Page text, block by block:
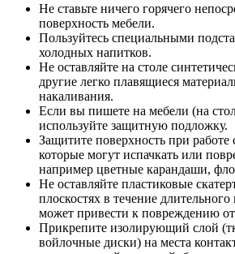
Не ставьте ничего горячего
поверхность мебели.
Пользуйтесь специальными
холодных напитков.
Не оставляйте на столе
другие легко плавящиеся
накаливания.
Если вы пишете на мебели (на
используйте защитную подложку.
Защитите поверхность при работе
которые могут испачкать или
например цветные карандаши,
Не оставляйте пластиковые
плоскостях в течение
может привести к повреждению
Прикрепите изолирующий слой
войлочные диски) на места